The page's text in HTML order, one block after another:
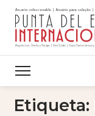
Etiqueta: